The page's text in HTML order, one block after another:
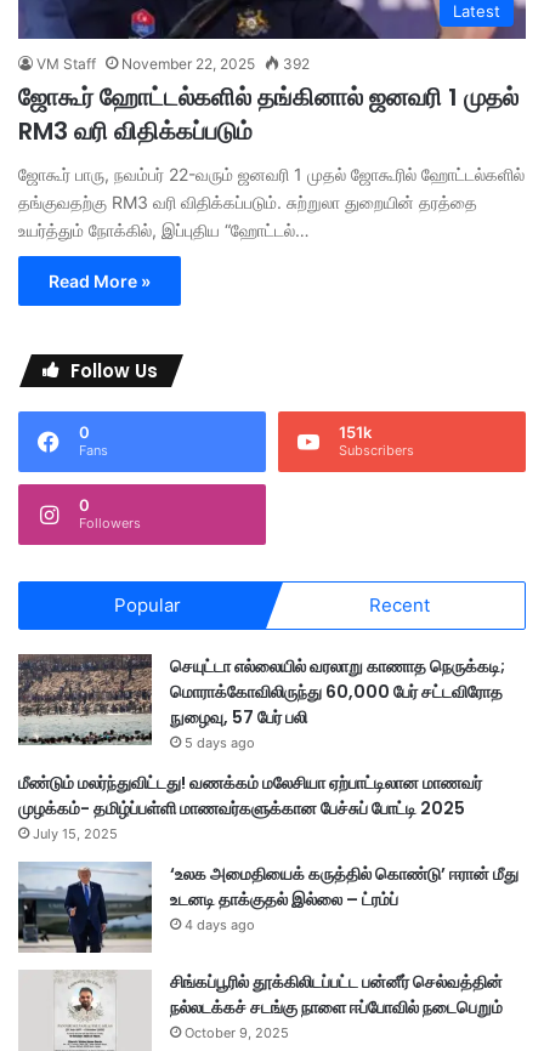
Latest
VM Staff November 22, 2025 392
ஜோகூர் ஹோட்டல்களில் தங்கினால் ஜனவரி 1 முதல்
RM3 வரி விதிக்கப்படும்
ஜோகூர் பாரு, நவம்பர் 22-வரும் ஜனவரி 1 முதல் ஜோகூரில் ஹோட்டல்களில்
தங்குவதற்கு RM3 வரி விதிக்கப்படும். சுற்றுலா துறையின் தரத்தை
உயர்த்தும் நோக்கில், இப்புதிய “ஹோட்டல்…
Read More »
Follow Us
0
Fans
151k
Subscribers
0
Followers
Popular Recent
செயுட்டா எல்லையில் வரலாறு காணாத நெருக்கடி;
மொராக்கோவிலிருந்து 60,000 பேர் சட்டவிரோத
நுழைவு, 57 பேர் பலி
5 days ago
மீண்டும் மலர்ந்துவிட்டது! வணக்கம் மலேசியா ஏற்பாட்டிலான மாணவர்
முழக்கம்- தமிழ்ப்பள்ளி மாணவர்களுக்கான பேச்சுப் போட்டி 2025
July 15, 2025
‘உலக அமைதியைக் கருத்தில் கொண்டு’ ஈரான் மீது
உடனடி தாக்குதல் இல்லை – ட்ரம்ப்
4 days ago
சிங்கப்பூரில் தூக்கிலிடப்பட்ட பன்னீர் செல்வத்தின்
நல்லடக்கச் சடங்கு நாளை ஈப்போவில் நடைபெறும்
October 9, 2025